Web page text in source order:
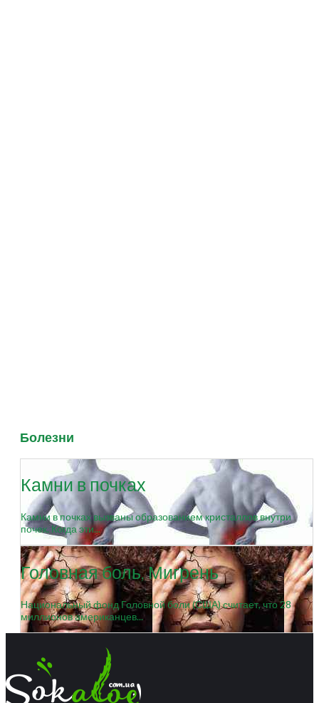
Болезни
Камни в почках
Камни в почках вызваны образованием кристаллов внутри
почек. Когда эти...
Головная боль, Мигрень
Национальный фонд Головной боли (США) считает, что 28
миллионов американцев...